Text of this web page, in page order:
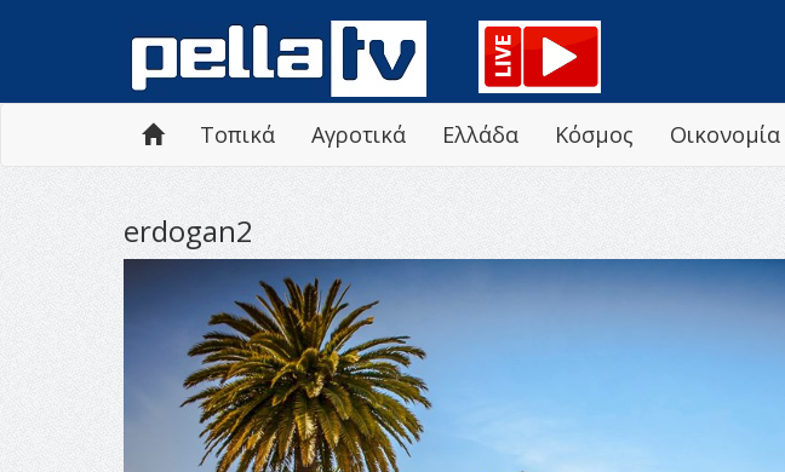
Τοπικά Αγροτικά Ελλάδα Κόσμος Οικονομία
erdogan2